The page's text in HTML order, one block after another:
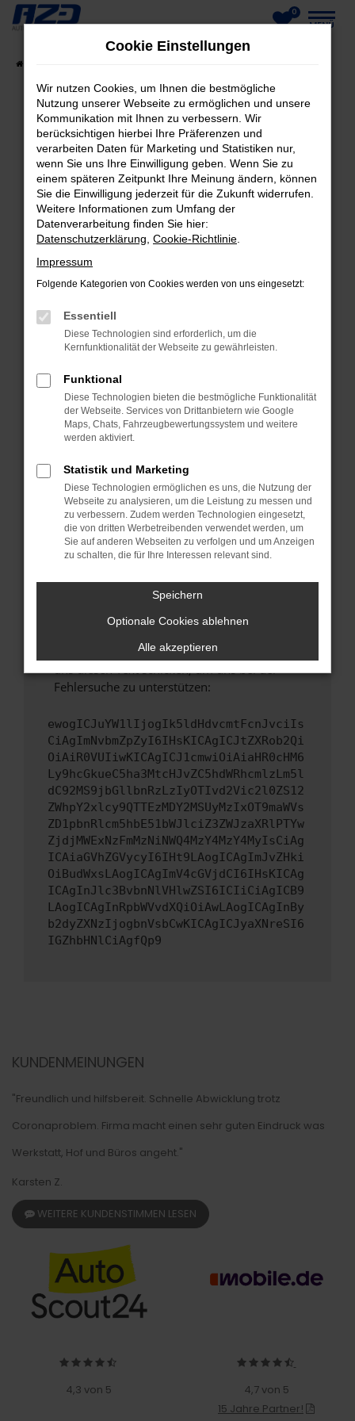
Zum
springen
0
MENÜ
FEHLER: NETWORK ERROR
Beim Laden ist ein Fehler aufgetreten.
Hier sind ein paar Tipps, die dir helfen können:
Überprüfe deine Firewall und deine
Internetverbindung.
Laden andere Webseiten, zum Beispiel deine
Suchmaschine?
Manche Erweiterungen, wie Werbeblocker,
können das Laden bestimmter Seiten
verhindern. Funktioniert die Seite in einem
anderen Browser oder in einem privaten
Fenster?
Starte dein Gerät neu.
Das kann manchmal helfen, vorübergehende
Stelle sicher, dass dein Browser und dein
Betriebssystem auf dem neuesten Stand
sind.
Veraltete Software birgt nicht nur ein
Sicherheitsrisiko, sondern kann auch dazu
führen, dass bestimmte Funktionen nicht mehr
Wende dich an den Webseitenbetreiber.
Wenn du alle oben genannten Schritte versucht
versuchen, das Problem zu beheben. Du kannst
uns diesen Text schicken, um uns bei der
Fehlersuche zu unterstützen:
ewogICJuYW1lIjogIk5ldHdvcmtFcnJvciIs
CiAgImNvbmZpZyI6IHsKICAgICJtZXRob2Qi
OiAiR0VUIiwKICAgICJ1cmwiOiAiaHR0cHM6
Ly9hcGkueC5ha3MtcHJvZC5hdWRhcmlzLm5l
dC92MS9jbGllbnRzLzIyOTIvd2Vic2l0ZS12
ZWhpY2xlcy9QTTEzMDY2MSUyMzIxOT9maWVs
ZD1pbnRlcm5hbE51bWJlciZ3ZWJzaXRlPTYw
ZjdjMWExNzFmMzNiNWQ4MzY4MzY4MyIsCiAg
ICAiaGVhZGVycyI6IHt9LAogICAgImJvZHki
OiBudWxsLAogICAgImV4cGVjdCI6IHsKICAg
ICAgInJlc3BvbnNlVHlwZSI6ICIiCiAgICB9
LAogICAgInRpbWVvdXQiOiAwLAogICAgInBy
b2dyZXNzIjogbnVsbCwKICAgICJyaXNreSI6
IGZhbHNlCiAgfQp9
KUNDENMEINUNGEN
"Freundlich und hilfsbereit. Schnelle Abwicklung trotz
Coronaproblem. Firma macht einen sehr guten Eindruck was
Werkstatt, Hof und Büros angeht."
Karsten Z.
WEITERE KUNDENSTIMMEN LESEN
4,3 von 5
4,7 von 5
15 Jahre Partner!
Cookie Einstellungen
Wir nutzen Cookies, um Ihnen die bestmögliche
Nutzung unserer Webseite zu ermöglichen und unsere
Kommunikation mit Ihnen zu verbessern. Wir
berücksichtigen hierbei Ihre Präferenzen und
verarbeiten Daten für Marketing und Statistiken nur,
wenn Sie uns Ihre Einwilligung geben. Wenn Sie zu
einem späteren Zeitpunkt Ihre Meinung ändern, können
Sie die Einwilligung jederzeit für die Zukunft widerrufen.
Weitere Informationen zum Umfang der
Datenverarbeitung finden Sie hier:
Datenschutzerklärung Cookie-Richtlinie
Impressum
Folgende Kategorien von Cookies werden von uns eingesetzt:
Essentiell
Diese Technologien sind erforderlich, um die
Kernfunktionalität der Webseite zu gewährleisten.
Funktional
Diese Technologien bieten die bestmögliche Funktionalität
der Webseite. Services von Drittanbietern wie Google
Maps, Chats, Fahrzeugbewertungssystem und weitere
werden aktiviert.
Statistik und Marketing
Diese Technologien ermöglichen es uns, die Nutzung der
Webseite zu analysieren, um die Leistung zu messen und
zu verbessern. Zudem werden Technologien eingesetzt,
die von dritten Werbetreibenden verwendet werden, um
Sie auf anderen Webseiten zu verfolgen und um Anzeigen
zu schalten, die für Ihre Interessen relevant sind.
Speichern
Optionale Cookies ablehnen
Alle akzeptieren